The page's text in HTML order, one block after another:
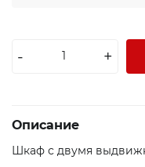
Экибастуз
- +
Описание
Шкаф с двумя